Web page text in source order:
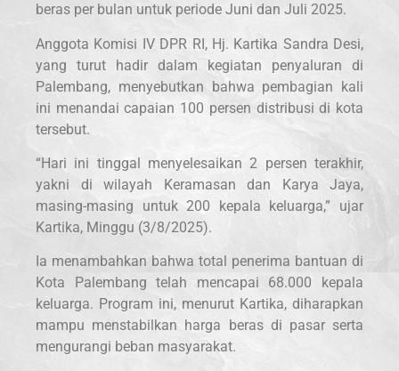
beras per bulan untuk periode Juni dan Juli 2025.
Anggota Komisi IV DPR RI, Hj. Kartika Sandra Desi,
yang turut hadir dalam kegiatan penyaluran di
Palembang, menyebutkan bahwa pembagian kali
ini menandai capaian 100 persen distribusi di kota
tersebut.
“Hari ini tinggal menyelesaikan 2 persen terakhir,
yakni di wilayah Keramasan dan Karya Jaya,
masing-masing untuk 200 kepala keluarga,” ujar
Kartika, Minggu (3/8/2025).
Ia menambahkan bahwa total penerima bantuan di
Kota Palembang telah mencapai 68.000 kepala
keluarga. Program ini, menurut Kartika, diharapkan
mampu menstabilkan harga beras di pasar serta
mengurangi beban masyarakat.